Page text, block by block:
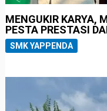
MENGUKIR KARYA,
PESTA PRESTASI
SMK YAPPENDA